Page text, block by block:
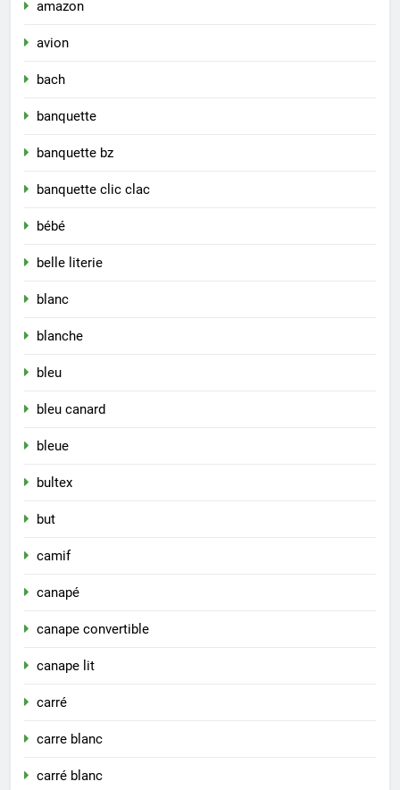
amazon
avion
bach
banquette
banquette bz
banquette clic clac
bébé
belle literie
blanc
blanche
bleu
bleu canard
bleue
bultex
but
camif
canapé
canape convertible
canape lit
carré
carre blanc
carré blanc